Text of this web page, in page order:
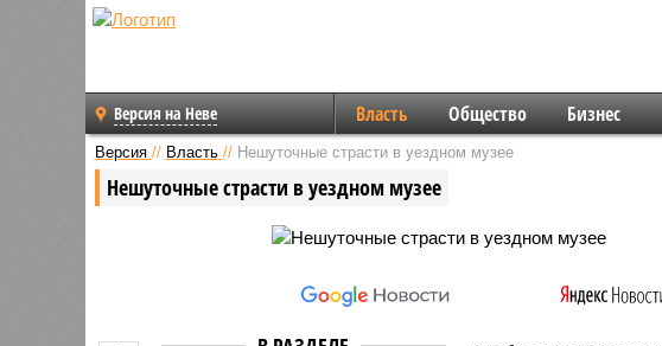
Версия на Неве Власть Общество Бизнес
Версия // Власть // Нешуточные страсти в уездном музее
Нешуточные страсти в уездном музее